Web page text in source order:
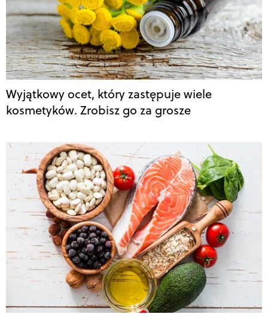
Wyjątkowy ocet, który zastępuje wiele
kosmetyków. Zrobisz go za grosze